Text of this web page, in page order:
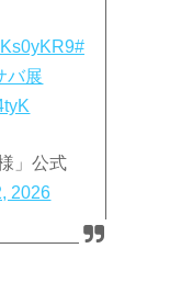
#
バ展
」公式
2026